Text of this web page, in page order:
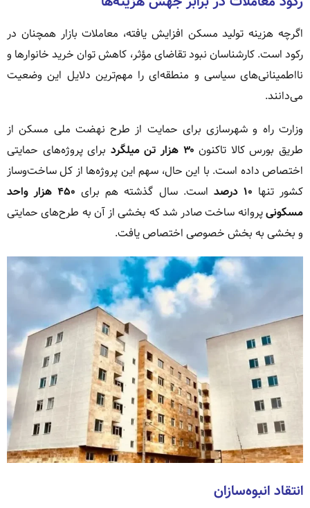
اگرچه هزینه تولید مسکن افزایش یافته، معاملات بازار همچنان در
رکود است. کارشناسان نبود تقاضای مؤثر، کاهش توان خرید خانوارها و
نااطمینانی‌های سیاسی و منطقه‌ای را مهم‌ترین دلایل این وضعیت
می‌دانند.
وزارت راه و شهرسازی برای حمایت از طرح نهضت ملی مسکن از
طریق بورس کالا تاکنون ۳۰ هزار تن میلگرد
برای پروژه‌های حمایتی
اختصاص داده است. با این حال، سهم این پروژه‌ها از کل ساخت‌وساز
کشور تنها ۱۰ درصد است. سال گذشته هم برای
۴۵۰ هزار واحد
مسکونیپروانه ساخت صادر شد که بخشی از آن به طرح‌های حمایتی
و بخشی به بخش خصوصی اختصاص یافت.
انتقاد انبوه‌سازان